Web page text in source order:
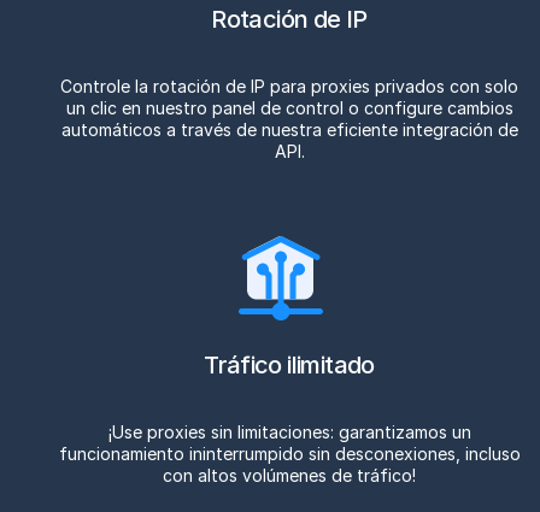
Rotación de IP
Controle la rotación de IP para proxies privados con solo
un clic en nuestro panel de control o configure cambios
automáticos a través de nuestra eficiente integración de
API.
Tráfico ilimitado
¡Use proxies sin limitaciones: garantizamos un
funcionamiento ininterrumpido sin desconexiones, incluso
con altos volúmenes de tráfico!